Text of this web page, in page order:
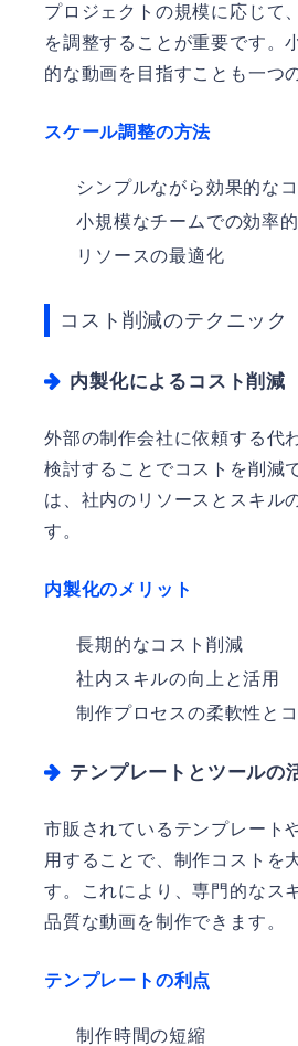
プロジェクトの規模に応じて
を調整することが重要です。
的な動画を目指すことも一つ
スケール調整の方法
シンプルながら効果的な
小規模なチームでの効率
リソースの最適化
コスト削減のテクニック
内製化によるコスト削減
外部の制作会社に依頼する代
検討することでコストを削減
は、社内のリソースとスキル
す。
内製化のメリット
長期的なコスト削減
社内スキルの向上と活用
制作プロセスの柔軟性と
テンプレートとツールの
市販されているテンプレート
用することで、制作コストを
す。これにより、専門的なス
品質な動画を制作できます。
テンプレートの利点
制作時間の短縮